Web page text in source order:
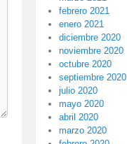
febrero 2021
enero 2021
diciembre 2020
noviembre 2020
octubre 2020
septiembre 2020
julio 2020
mayo 2020
abril 2020
marzo 2020